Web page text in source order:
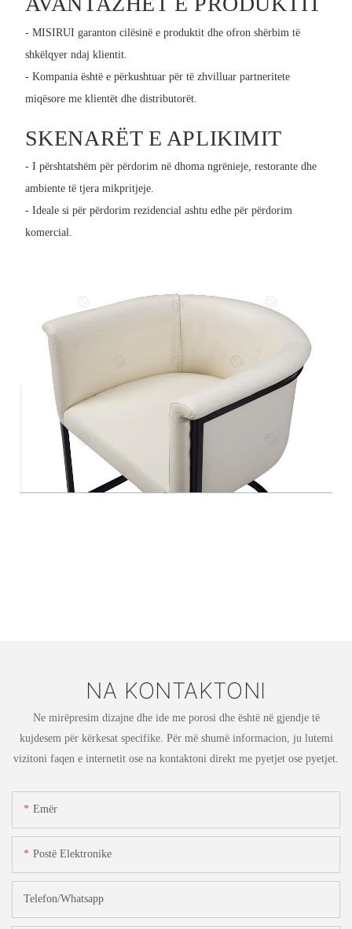
- MISIRUI garanton cilësinë e produktit dhe ofron shërbim të
shkëlqyer ndaj klientit.
- Kompania është e përkushtuar për të zhvilluar partneritete
miqësore me klientët dhe distributorët.
SKENARËT E APLIKIMIT
- I përshtatshëm për përdorim në dhoma ngrënieje, restorante dhe
ambiente të tjera mikpritjeje.
- Ideale si për përdorim rezidencial ashtu edhe për përdorim
komercial.
NA KONTAKTONI
Ne mirëpresim dizajne dhe ide me porosi dhe është në gjendje të
kujdesem për kërkesat specifike. Për më shumë informacion, ju lutemi
vizitoni faqen e internetit ose na kontaktoni direkt me pyetjet ose pyetjet.
Emër
Postë Elektronike
Telefon/whatsapp